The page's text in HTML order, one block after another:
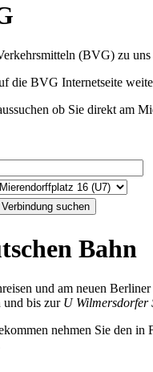
(BVG) zu
die BVG Internetseite
ob Sie direkt am
Bahn
und am neuen
und bis zur U Wilmersdorfer
nehmen Sie den in